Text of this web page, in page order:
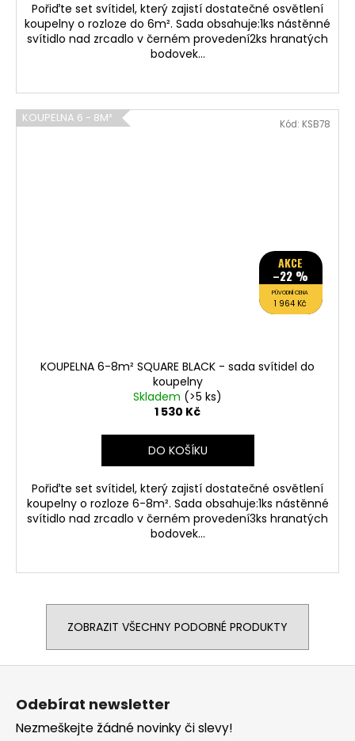
Pořiďte set svítidel, který zajistí dostatečné osvětlení
koupelny o rozloze do 6m². Sada obsahuje:1ks nástěnné
svítidlo nad zrcadlo v černém provedení2ks hranatých
bodovek...
KOUPELNA 6 - 8M²
AKCE
–22 %
PŮVODNÍ CENA
1 964 Kč
KOUPELNA 6-8m² SQUARE BLACK - sada svítidel do
koupelny
Skladem (>5 ks)
1 530 Kč
DO KOŠÍKU
Pořiďte set svítidel, který zajistí dostatečné osvětlení
koupelny o rozloze 6-8m². Sada obsahuje:1ks nástěnné
svítidlo nad zrcadlo v černém provedení3ks hranatých
bodovek...
Kód: KSB78
ZOBRAZIT VŠECHNY PODOBNÉ PRODUKTY
Odebírat newsletter
Nezmeškejte žádné novinky či slevy!